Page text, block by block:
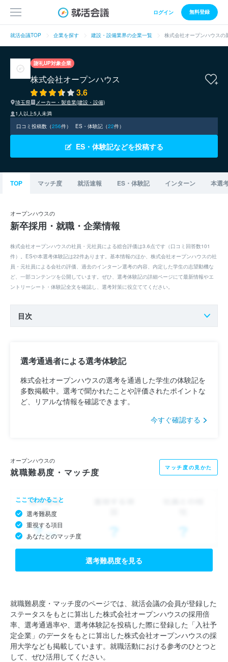
ログイン 無料登録
就活会議TOP 企業を探す 建設・設備業界の企業一覧 株式会社オープンハウスの
謝礼UP対象企業
株式会社オープンハウス
3.6
埼玉県
メーカー・製造業(建設・設備)
1人以上5人未満
口コミ投稿数（256件） ES・体験記（22件）
ES・体験記などを投稿する
TOP マッチ度 就活速報 ES・体験記 インターン 本選
オープンハウスの
新卒採用・就職・企業情報
株式会社オープンハウスの社員・元社員による総合評価は3.6点です（口コミ回答数101
件）。ESや本選考体験記は22件あります。基本情報のほか、株式会社オープンハウスの社
員・元社員による会社の評価、過去のインターン選考の内容、内定した学生の志望動機な
ど、一部コンテンツを公開しています。ぜひ、選考体験記の詳細ページにて最新情報やエ
ントリーシート・体験記全文を確認し、選考対策に役立ててください。
目次
選考通過者による選考体験記
株式会社オープンハウスの選考を通過した学生の体験記を
多数掲載中。選考で聞かれたことや評価されたポイントな
ど、リアルな情報を確認できます。
今すぐ確認する
オープンハウスの
就職難易度・マッチ度 マッチ度の見かた
ここでわかること
選考難易度
重視する項目
あなたとのマッチ度
選考難易度を見る
就職難易度・マッチ度のページでは、就活会議の会員が登録した
ステータスをもとに算出した株式会社オープンハウスの採用倍
率、選考通過率や、選考体験記を投稿した際に登録した「入社予
定企業」のデータをもとに算出した株式会社オープンハウスの採
用大学なども掲載しています。就職活動における参考のひとつと
して、ぜひ活用してください。